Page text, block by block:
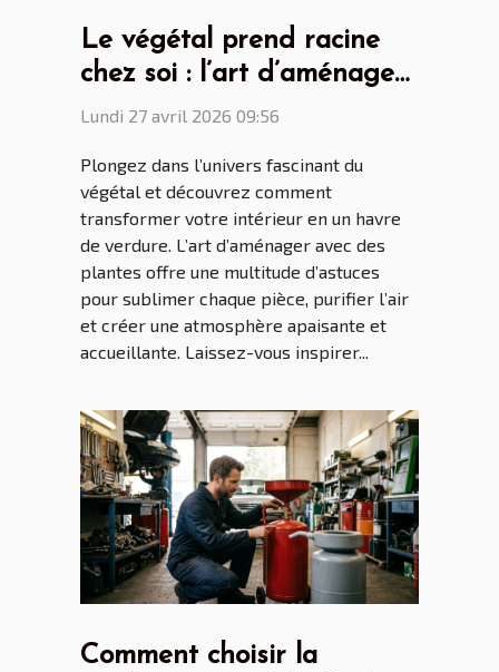
Le végétal prend racine
chez soi : l’art d’aménager
avec des plantes
Lundi 27 avril 2026 09:56
Plongez dans l’univers fascinant du
végétal et découvrez comment
transformer votre intérieur en un havre
de verdure. L’art d’aménager avec des
plantes offre une multitude d’astuces
pour sublimer chaque pièce, purifier l’air
et créer une atmosphère apaisante et
accueillante. Laissez-vous inspirer...
Comment choisir la